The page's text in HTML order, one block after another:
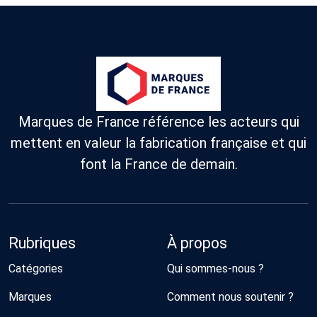
Marques de France référence les acteurs qui
mettent en valeur la fabrication française et qui
font la France de demain.
Rubriques
Catégories
Marques
À propos
Qui sommes-nous ?
Comment nous soutenir ?